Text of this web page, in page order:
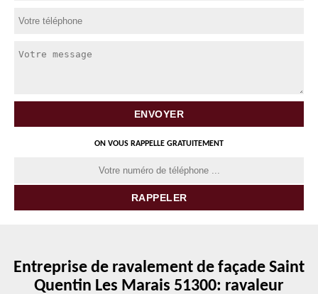
ON VOUS RAPPELLE GRATUITEMENT
Entreprise de ravalement de façade Saint
Quentin Les Marais 51300: ravaleur